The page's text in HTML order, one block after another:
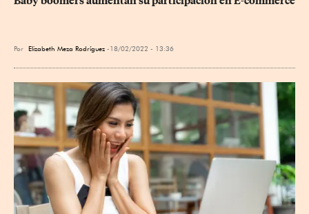
Por Elizabeth Meza Rodríguez 18/02/2022 - 13:36